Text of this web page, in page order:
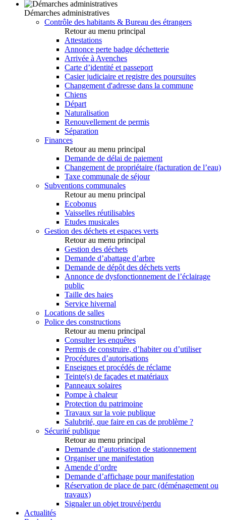
Démarches administratives
Contrôle des habitants & Bureau des étrangers
Retour au menu principal
Attestations
Annonce perte badge déchetterie
Arrivée à Avenches
Carte d’identité et passeport
Casier judiciaire et registre des poursuites
Changement d'adresse dans la commune
Chiens
Départ
Naturalisation
Renouvellement de permis
Séparation
Finances
Retour au menu principal
Demande de délai de paiement
Changement de propriétaire (facturation de l’eau)
Taxe communale de séjour
Subventions communales
Retour au menu principal
Ecobonus
Vaisselles réutilisables
Etudes musicales
Gestion des déchets et espaces verts
Retour au menu principal
Gestion des déchets
Demande d’abattage d’arbre
Demande de dépôt des déchets verts
Annonce de dysfonctionnement de l’éclairage
public
Taille des haies
Service hivernal
Locations de salles
Police des constructions
Retour au menu principal
Consulter les enquêtes
Permis de construire, d’habiter ou d’utiliser
Procédures d’autorisations
Enseignes et procédés de réclame
Teinte(s) de façades et matériaux
Panneaux solaires
Pompe à chaleur
Protection du patrimoine
Travaux sur la voie publique
Salubrité, que faire en cas de problème ?
Sécurité publique
Retour au menu principal
Demande d’autorisation de stationnement
Organiser une manifestation
Amende d’ordre
Demande d’affichage pour manifestation
Réservation de place de parc (déménagement ou
travaux)
Signaler un objet trouvé/perdu
Actualités